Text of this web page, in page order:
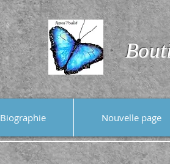
Biographie Nouvelle page